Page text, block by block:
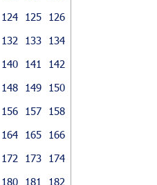
124 125
126
132 133
134
140 141
142
148 149
150
156 157
158
164 165
166
172 173
174
180 181
182